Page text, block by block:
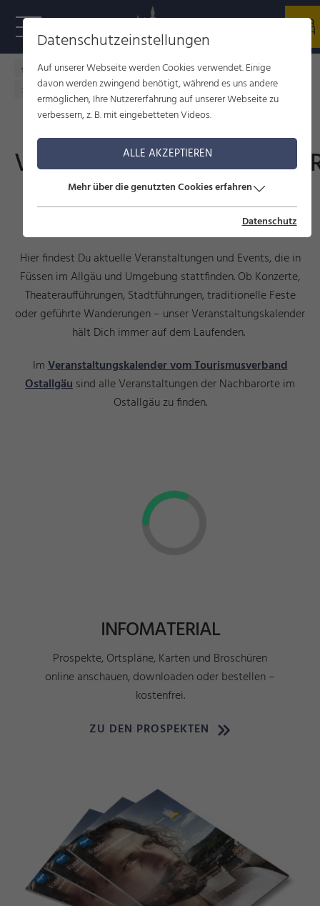
Füssen im Allgäu Kultur
Veranstaltungen
Veranstaltungskalender
Events, Führungen und
Hier findest Du aktuelle Veranstaltungen und Events, die in
Füssen im Allgäu und Umgebung stattfinden. Ob Konzerte,
Theateraufführungen, Stadtführungen, traditionelle Feste
oder geführte Wanderungen – unser Veranstaltungskalender
hält Dich immer auf dem Laufenden.
ImVeranstaltungskalender vom Tourismusverband
Ostallgäusind alle Veranstaltungen der Nachbarorte im
Ostallgäu zu finden.
INFOMATERIAL
Prospekte, Ortspläne, Karten und Broschüren
online anschauen, downloaden oder bestellen –
kostenfrei.
ZU DEN PROSPEKTEN
Datenschutzeinstellungen
Auf unserer Webseite werden Cookies verwendet. Einige
davon werden zwingend benötigt, während es uns andere
ermöglichen, Ihre Nutzererfahrung auf unserer Webseite zu
verbessern, z. B. mit eingebetteten Videos.
ALLE AKZEPTIEREN
Mehr über die genutzten Cookies erfahren
Datenschutz